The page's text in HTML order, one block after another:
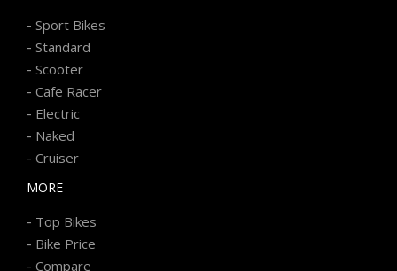
- Sport Bikes
- Standard
- Scooter
- Cafe Racer
- Electric
- Naked
- Cruiser
MORE
- Top Bikes
- Bike Price
- Compare